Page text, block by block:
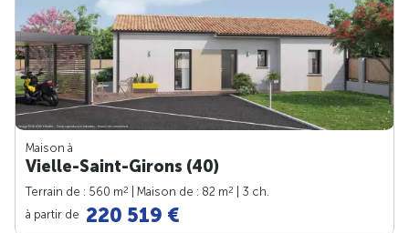
Maison à
Vielle-Saint-Girons (40)
Terrain de : 560 m2 | Maison de : 82 m2
| 3 ch.
à partir de 220 519 €